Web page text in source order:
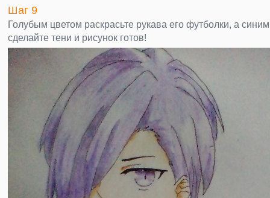
Шаг 9
Голубым цветом раскрасьте рукава его футболки, а синим
сделайте тени и рисунок готов!